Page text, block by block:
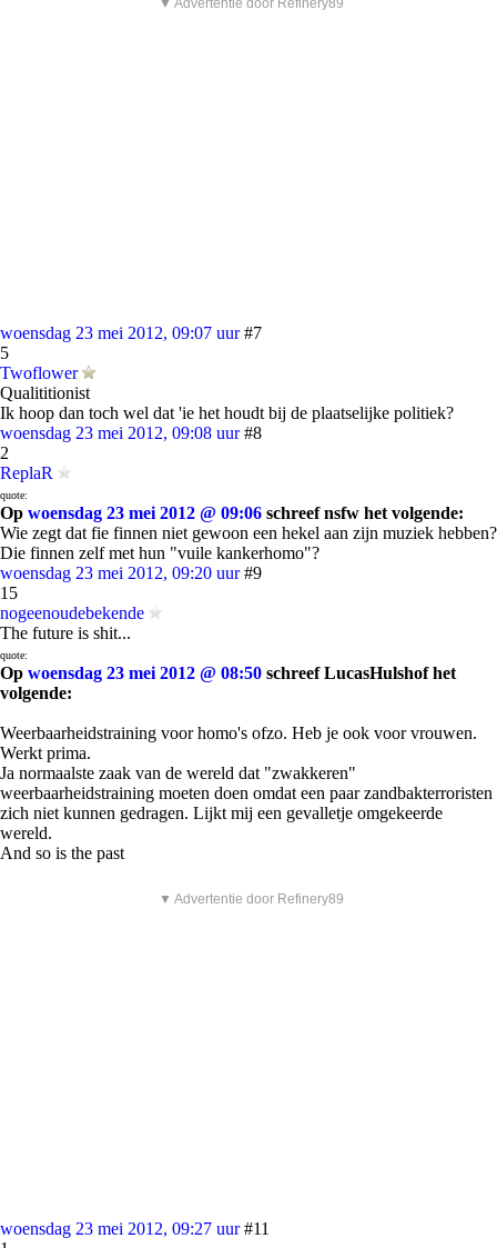
▼ Advertentie door Refinery89
woensdag 23 mei 2012, 09:07 uur #7
5
Twoflower
Qualititionist
Ik hoop dan toch wel dat 'ie het houdt bij de plaatselijke politiek?
woensdag 23 mei 2012, 09:08 uur #8
2
ReplaR
quote:
Op woensdag 23 mei 2012 @ 09:06 schreef nsfw het volgende:
Wie zegt dat fie finnen niet gewoon een hekel aan zijn muziek hebben?
Die finnen zelf met hun "vuile kankerhomo"?
woensdag 23 mei 2012, 09:20 uur #9
15
nogeenoudebekende
The future is shit...
quote:
Op woensdag 23 mei 2012 @ 08:50 schreef LucasHulshof het
volgende:
Weerbaarheidstraining voor homo's ofzo. Heb je ook voor vrouwen.
Werkt prima.
Ja normaalste zaak van de wereld dat "zwakkeren"
weerbaarheidstraining moeten doen omdat een paar zandbakterroristen
zich niet kunnen gedragen. Lijkt mij een gevalletje omgekeerde
wereld.
And so is the past
▼ Advertentie door Refinery89
woensdag 23 mei 2012, 09:27 uur #11